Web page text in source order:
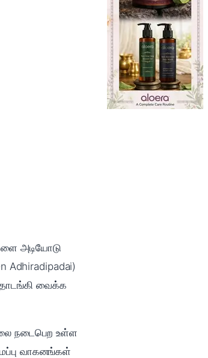
அடியோடு
Adhiradipadai)
வைக்க
நடைபெற உள்ள
வாகனங்கள்